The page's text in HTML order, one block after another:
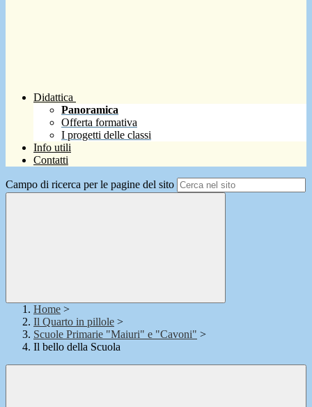
Didattica
Panoramica
Offerta formativa
I progetti delle classi
Info utili
Contatti
Campo di ricerca per le pagine del sito
Home >
Il Quarto in pillole >
Scuole Primarie "Maiuri" e "Cavoni" >
Il bello della Scuola